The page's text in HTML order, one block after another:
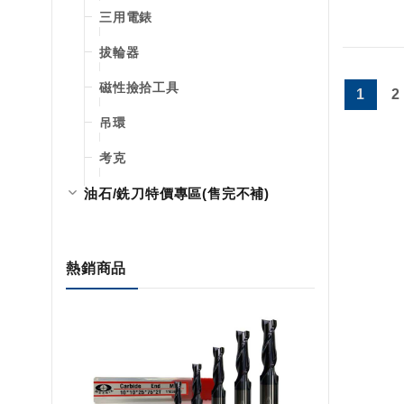
三用電錶
拔輪器
磁性撿拾工具
吊環
考克
油石/銑刀特價專區(售完不補)
熱銷商品
1 2